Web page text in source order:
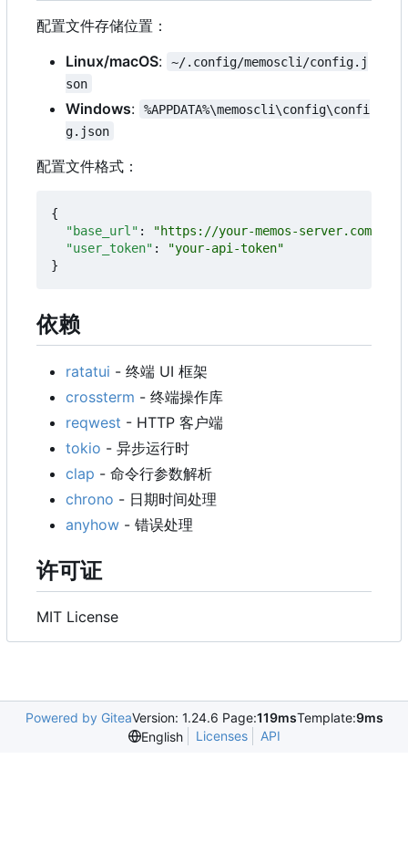
配置文件存储位置：
Linux/macOS:
~/.config/memoscli/config.j
son
Windows:
%APPDATA%\memoscli\config\confi
g.json
配置文件格式：
{
"base_url" : "https://your-memos-server.com"
"user_token" :
"your-api-token"
}
依赖
ratatui - 终端 UI 框架
crossterm - 终端操作库
reqwest - HTTP 客户端
tokio - 异步运行时
clap - 命令行参数解析
chrono - 日期时间处理
anyhow - 错误处理
许可证
MIT License
Powered by GiteaVersion: 1.24.6 Page:119msTemplate:9ms
English
Licenses API